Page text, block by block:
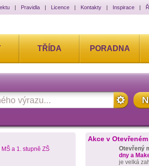
| Pravidla | Licence | Kontakty | Inspirace |
TŘÍDA PORADNA
MŠ a 1. stupně ZŠ
Akce v
Otevřený
dny a
je velká